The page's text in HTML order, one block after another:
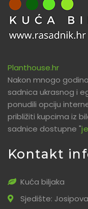
Planthouse.hr
Nakon mnogo
sadnica ukrasnog i
ponudili opciju
približiti kupcima iz
sadnice dostupne "
Kontakt
Kuća biljaka
Sjedište: